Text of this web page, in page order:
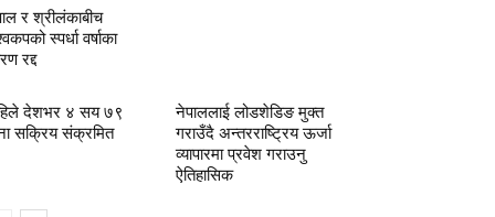
र श्रीलंकाबीच
स्पर्धा वर्षाका
रद्द
देशभर ४ सय ७९
सक्रिय संक्रमित
नेपाललाई लोडशेडिङ मुक्त
गराउँदै अन्तरराष्ट्रिय ऊर्जा
व्यापारमा प्रवेश गराउनु
ऐतिहासिक